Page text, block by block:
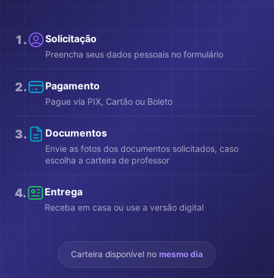
1 . Solicitação
Preencha seus dados pessoais no formulário
2. Pagamento
Pague via PIX, Cartão ou Boleto
3. Documentos
Envie as fotos dos documentos solicitados, caso
escolha a carteira de professor
4. Entrega
Receba em casa ou use a versão digital
Carteira disponível no mesmo dia